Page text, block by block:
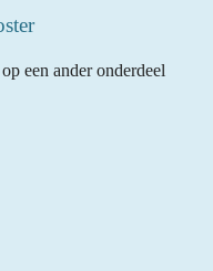
een ander onderdeel